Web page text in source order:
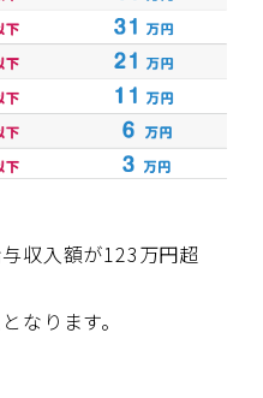
収入額が123万円超
なります。